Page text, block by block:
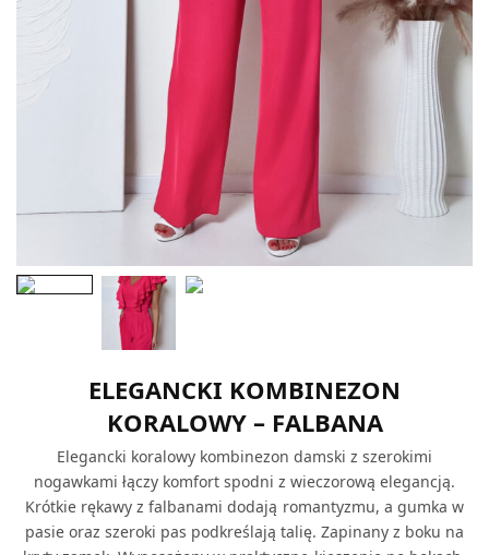
ELEGANCKI KOMBINEZON
KORALOWY – FALBANA
Elegancki koralowy kombinezon damski z szerokimi
nogawkami łączy komfort spodni z wieczorową elegancją.
Krótkie rękawy z falbanami dodają romantyzmu, a gumka w
pasie oraz szeroki pas podkreślają talię. Zapinany z boku na